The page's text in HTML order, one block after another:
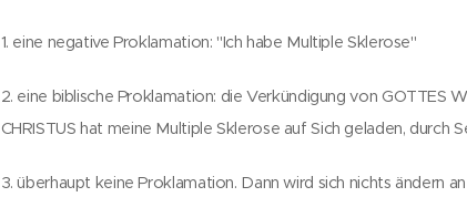
1. eine negative Proklamation: "Ich habe Multiple Sklerose"
2. eine biblische Proklamation: die Verkündigung von GOTTES
CHRISTUS hat meine Multiple Sklerose auf Sich geladen, durch
3. überhaupt keine Proklamation. Dann wird sich nichts ändern